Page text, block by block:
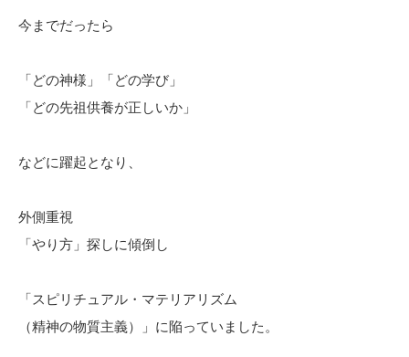
今までだったら
「どの神様」「どの学び」
「どの先祖供養が正しいか」
などに躍起となり、
外側重視
「やり方」探しに傾倒し
「スピリチュアル・マテリアリズム
（精神の物質主義）」に陥っていました。